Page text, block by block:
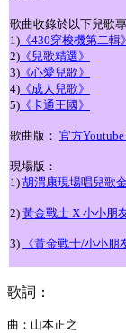
歌曲收錄於以下兒歌專
1) 《430穿梭機第二輯》
2) 《兒歌精選》
3) 《心愛兒歌》
4) 《成人兒歌》
5) 《卡通王國》
歌曲版： 官方
現場版：
1) 胡渭康現場唱兒歌
2) 黃金戰士 X 小小朋
3) 《黃金戰士/小小
歌詞：
曲：山本正之